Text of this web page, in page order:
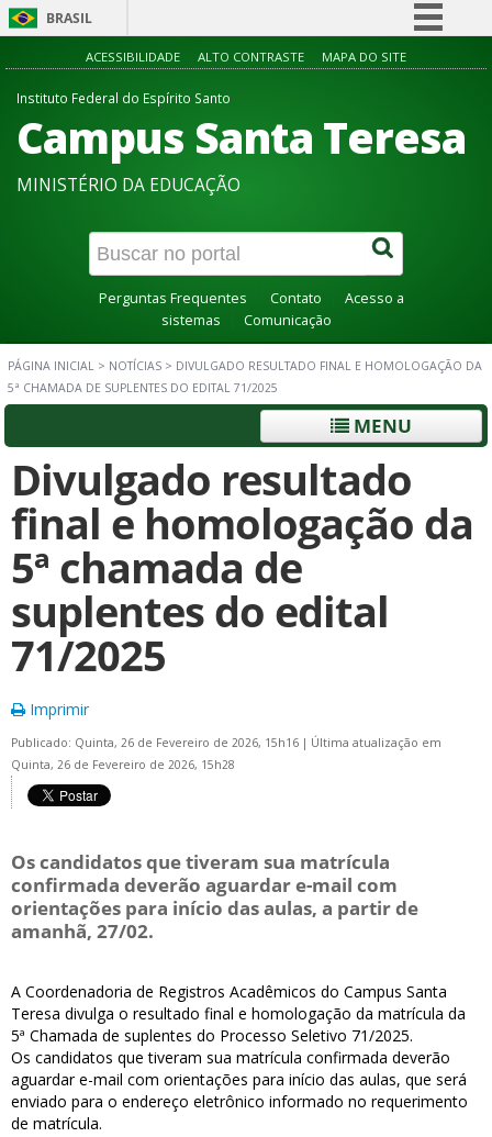
BRASIL
Simplifique!
Participe
Acesso à informação
Canais
ACESSIBILIDADE ALTO CONTRASTE MAPA DO SITE
Instituto Federal do Espírito Santo
Campus Santa Teresa
MINISTÉRIO DA EDUCAÇÃO
Perguntas Frequentes Contato
Acesso a
sistemas
Comunicação
PÁGINA INICIAL > NOTÍCIAS > DIVULGADO RESULTADO FINAL E HOMOLOGAÇÃO DA
5ª CHAMADA DE SUPLENTES DO EDITAL 71/2025
MENU
Divulgado resultado
final e homologação da
5ª chamada de
suplentes do edital
71/2025
Imprimir
Publicado: Quinta, 26 de Fevereiro de 2026, 15h16 | Última atualização em
Quinta, 26 de Fevereiro de 2026, 15h28
Os candidatos que tiveram sua matrícula
confirmada deverão aguardar e-mail com
orientações para início das aulas, a partir de
amanhã, 27/02.
A Coordenadoria de Registros Acadêmicos do Campus Santa
Teresa divulga o resultado final e homologação da matrícula da
5ª Chamada de suplentes do Processo Seletivo 71/2025.
Os candidatos que tiveram sua matrícula confirmada deverão
aguardar e-mail com orientações para início das aulas, que será
enviado para o endereço eletrônico informado no requerimento
de matrícula.